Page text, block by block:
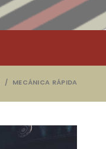
MECÁNICA RÁPIDA